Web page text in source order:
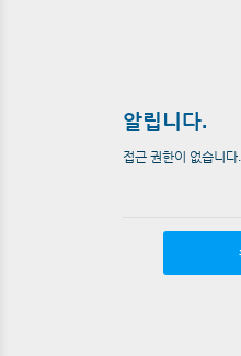
알립니다.
접근 권한이 없습니다.